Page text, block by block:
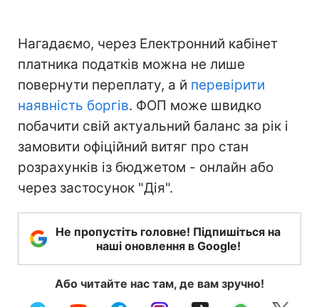
Нагадаємо, через Електронний кабінет
платника податків можна не лише
повернути переплату, а й перевірити
наявність боргів. ФОП може швидко
побачити свій актуальний баланс за рік і
замовити офіційний витяг про стан
розрахунків із бюджетом - онлайн або
через застосунок "Дія".
Не пропустіть головне! Підпишіться на
наші оновлення в Google!
Або читайте нас там, де вам зручно!